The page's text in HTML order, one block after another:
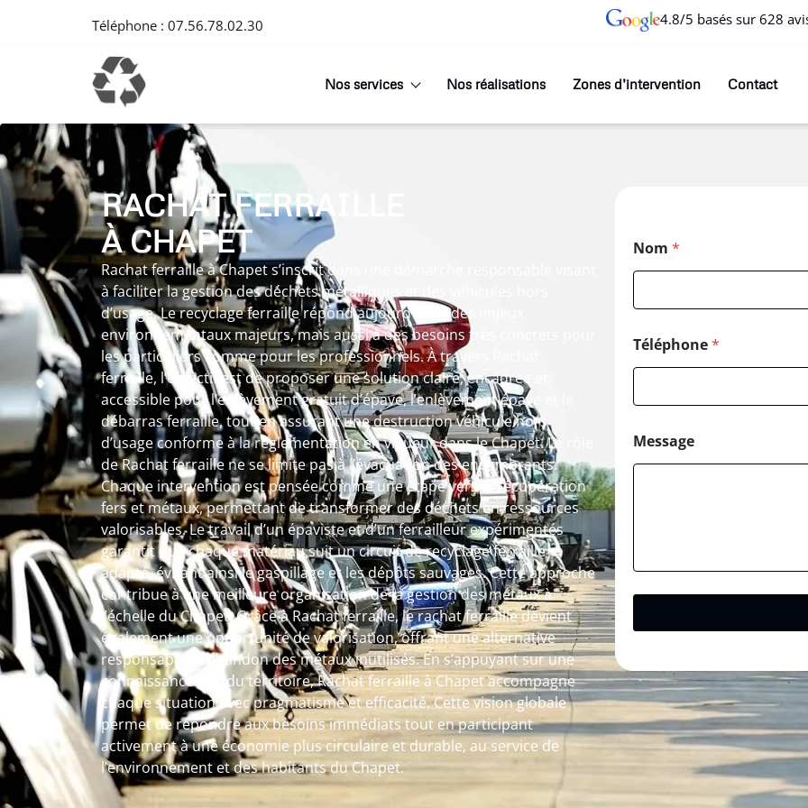
Téléphone : 07.56.78.02.30 4.8/5 basés sur 628
Nos services Nos réalisations Zones d’intervention Contact
RACHAT FERRAILLE
À CHAPET
Rachat ferraille à Chapet s’inscrit dans une démarche responsable visant
à faciliter la gestion des déchets métalliques et des véhicules hors
d’usage. Le recyclage ferraille répond aujourd’hui à des enjeux
environnementaux majeurs, mais aussi à des besoins très concrets pour
les particuliers comme pour les professionnels. À travers Rachat
ferraille, l’objectif est de proposer une solution claire, encadrée et
accessible pour l’enlèvement gratuit d’épave, l’enlèvement épave et le
débarras ferraille, tout en assurant une destruction véhicule hors
d’usage conforme à la réglementation en vigueur dans le Chapet. Le rôle
de Rachat ferraille ne se limite pas à l’évacuation des encombrants.
Chaque intervention est pensée comme une étape vers la récupération
fers et métaux, permettant de transformer des déchets en ressources
valorisables. Le travail d’un épaviste et d’un ferrailleur expérimentés
garantit que chaque matériau suit un circuit de recyclage ferraille
adapté, évitant ainsi le gaspillage et les dépôts sauvages. Cette approche
contribue à une meilleure organisation de la gestion des métaux à
l’échelle du Chapet. Grâce à Rachat ferraille, le rachat ferraille devient
également une opportunité de valorisation, offrant une alternative
responsable à l’abandon des métaux inutilisés. En s’appuyant sur une
connaissance fine du territoire, Rachat ferraille à Chapet accompagne
chaque situation avec pragmatisme et efficacité. Cette vision globale
permet de répondre aux besoins immédiats tout en participant
activement à une économie plus circulaire et durable, au service de
l’environnement et des habitants du Chapet.
Nom *
Téléphone*
Message